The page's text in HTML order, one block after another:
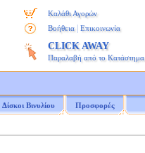
Καλάθι Αγορών
Βοήθεια
Επικοινωνία
CLICK AWAY
Παραλαβή από το Κατάστημα
Δίσκοι Βινυλίου Προσφορές